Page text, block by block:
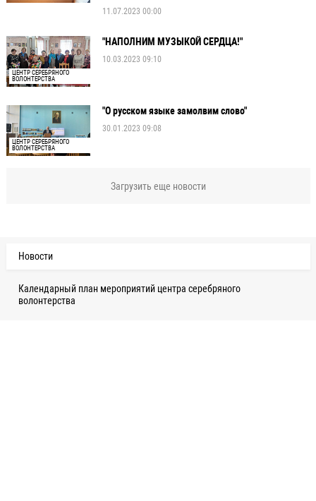
Новости
Календарный план мероприятий центра серебряного
волонтерства
11.07.2023 00:00
ЦЕНТР СЕРЕБРЯНОГО
ВОЛОНТЕРСТВА
"НАПОЛНИМ МУЗЫКОЙ СЕРДЦА!"
10.03.2023 09:10
ЦЕНТР СЕРЕБРЯНОГО
ВОЛОНТЕРСТВА
"О русском языке замолвим слово"
30.01.2023 09:08
Загрузить еще новости